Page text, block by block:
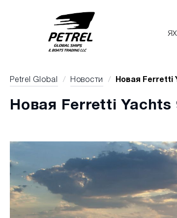
Petrel Global / Новости / Новая Ferretti
Новая Ferretti Yachts